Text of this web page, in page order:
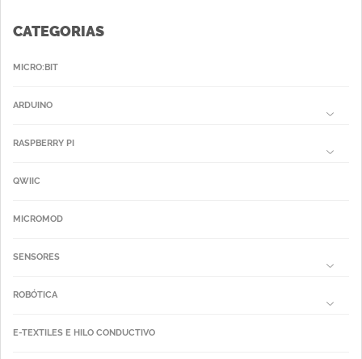
CATEGORIAS
MICRO:BIT
ARDUINO
RASPBERRY PI
QWIIC
MICROMOD
SENSORES
ROBÓTICA
E-TEXTILES E HILO CONDUCTIVO